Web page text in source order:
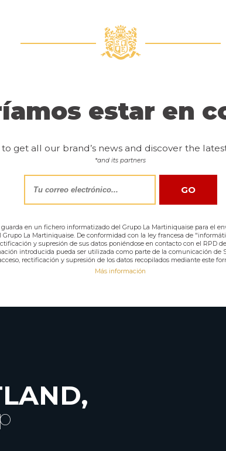
estar en
get all our brand’s news and discover the
*and its partners
en un fichero informatizado del Grupo La Martiniquaise para el
Grupo La Martiniquaise. De conformidad con la ley francesa de
y supresión de sus datos poniéndose en contacto con el RPD
introducida pueda ser utilizada como parte de la comunicación de
rectificación y supresión de los datos recopilados mediante este
Más información